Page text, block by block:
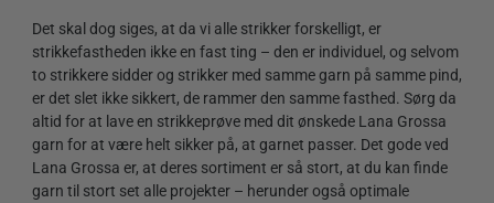
Det skal dog siges, at da vi alle strikker forskelligt, er
strikkefastheden ikke en fast ting – den er individuel, og selvom
to strikkere sidder og strikker med samme garn på samme pind,
er det slet ikke sikkert, de rammer den samme fasthed. Sørg da
altid for at lave en strikkeprøve med dit ønskede Lana Grossa
garn for at være helt sikker på, at garnet passer. Det gode ved
Lana Grossa er, at deres sortiment er så stort, at du kan finde
garn til stort set alle projekter – herunder også optimale